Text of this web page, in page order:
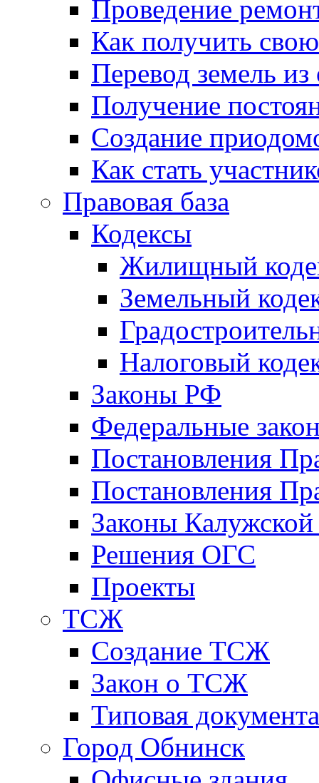
Проведение
Как получить
Перевод земель
Получение
Создание
Как стать
Правовая база
Кодексы
Жилищный
Земельный
Налоговый
Законы РФ
Федеральные
Постановления
Постановления
Законы Калужской
Решения ОГС
Проекты
ТСЖ
Создание ТСЖ
Закон о ТСЖ
Типовая
Город Обнинск